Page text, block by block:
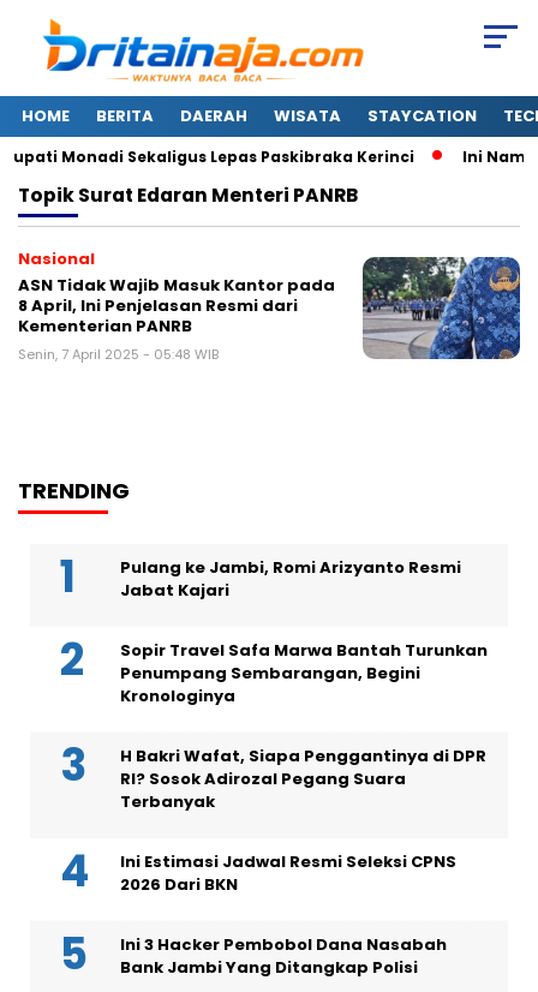
HOME BERITA DAERAH WISATA STAYCATION
Monadi Sekaligus Lepas Paskibraka Kerinci Ini
TopikSurat Edaran Menteri PANRB
Nasional
ASN Tidak Wajib Masuk Kantor pada
8 April, Ini Penjelasan Resmi dari
Kementerian PANRB
Senin, 7 April 2025 - 05:48 WIB
TRENDING
Pulang ke Jambi, Romi Arizyanto Resmi
Jabat Kajari
Sopir Travel Safa Marwa Bantah Turunkan
Penumpang Sembarangan, Begini
Kronologinya
H Bakri Wafat, Siapa Penggantinya di DPR
RI? Sosok Adirozal Pegang Suara
Terbanyak
Ini Estimasi Jadwal Resmi Seleksi CPNS
2026 Dari BKN
Ini 3 Hacker Pembobol Dana Nasabah
Bank Jambi Yang Ditangkap Polisi